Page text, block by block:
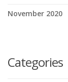
November 2020
Categories